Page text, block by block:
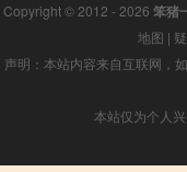
Copyright © 2012 - 2026 笨猪
地图 |
声明：本站内容来自互联网，
本站仅为个人